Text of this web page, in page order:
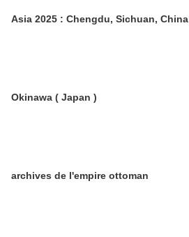
Asia 2025 : Chengdu, Sichuan, China
Okinawa ( Japan )
archives de l'empire ottoman